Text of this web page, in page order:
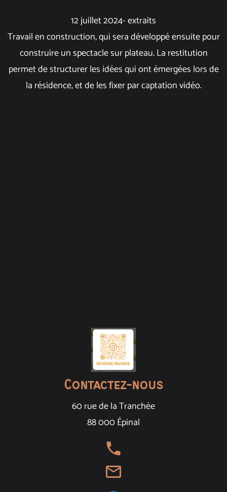
12 juillet 2024- extraits
Travail en construction, qui sera développé ensuite pour
construire un spectacle sur plateau. La restitution
permet de structurer les idées qui ont émergées lors de
la résidence, et de les fixer par captation vidéo.
Contactez-nous
60 rue de la Tranchée
88 000 Épinal
local_phone
mail_outline